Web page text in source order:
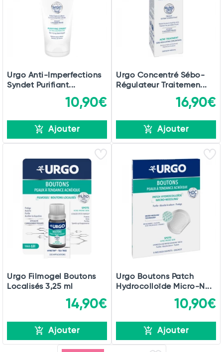
Total
Urgo Anti-Imperfections
Syndet Purifiant...
10,90€
Ajouter
Urgo Concentré Sébo-
Régulateur Traitemen...
16,90€
Ajouter
Urgo Filmogel Boutons
Localisés 3,25 ml
14,90€
Ajouter
Urgo Boutons Patch
Hydrocolloïde Micro-N...
10,90€
Ajouter